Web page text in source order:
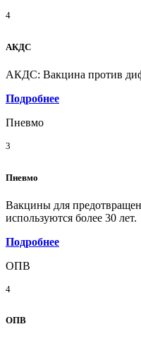
4
АКДС
АКДС: Вакцина против
Подробнее
Пневмо
3
Пневмо
Вакцины для
используются более 30 лет.
Подробнее
ОПВ
4
ОПВ